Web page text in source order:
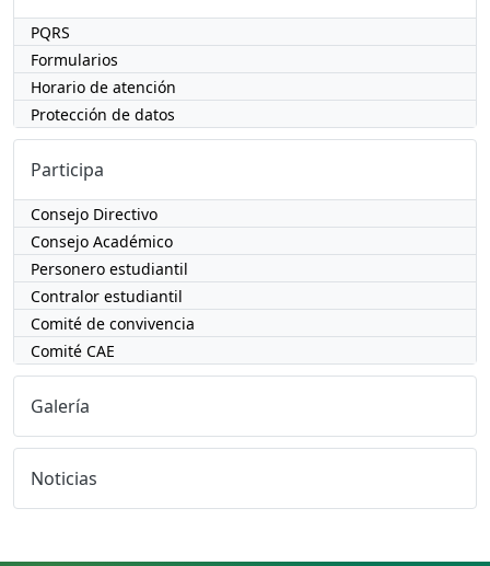
PQRS
Formularios
Horario de atención
Protección de datos
Participa
Consejo Directivo
Consejo Académico
Personero estudiantil
Contralor estudiantil
Comité de convivencia
Comité CAE
Galería
Noticias